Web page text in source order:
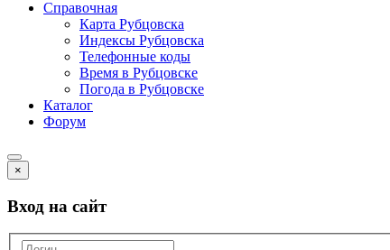
Справочная
Карта Рубцовска
Индексы Рубцовска
Телефонные коды
Время в Рубцовске
Погода в Рубцовске
Каталог
Форум
×
Вход на сайт